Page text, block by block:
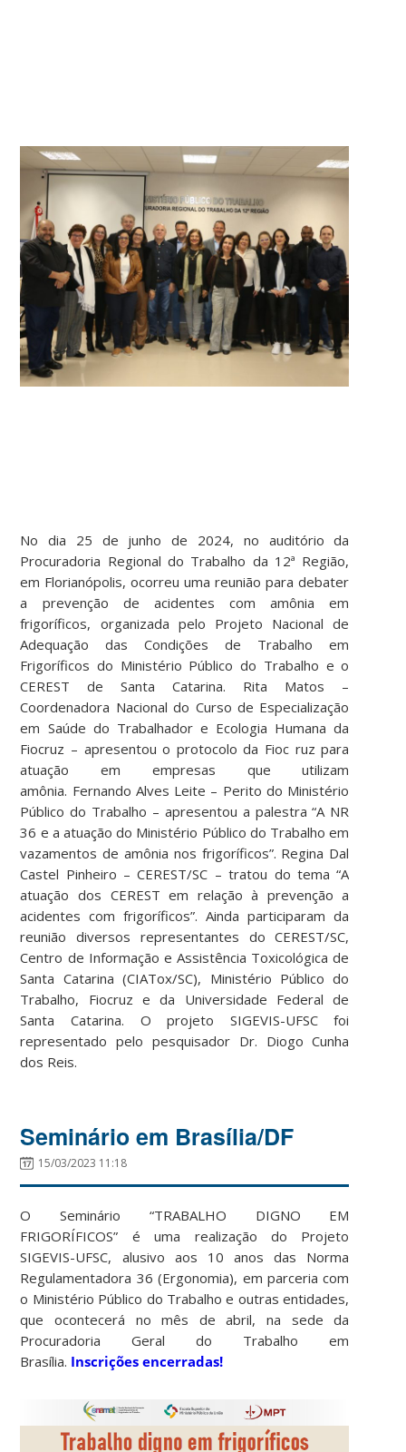
No dia 25 de junho de 2024, no auditório da
Procuradoria Regional do Trabalho da 12ª Região,
em Florianópolis, ocorreu uma reunião para debater
a prevenção de acidentes com amônia em
frigoríficos, organizada pelo Projeto Nacional de
Adequação das Condições de Trabalho em
Frigoríficos do Ministério Público do Trabalho e o
CEREST de Santa Catarina. Rita Matos –
Coordenadora Nacional do Curso de Especialização
em Saúde do Trabalhador e Ecologia Humana da
Fiocruz – apresentou o protocolo da Fioc ruz para
atuação em empresas que utilizam
amônia. Fernando Alves Leite – Perito do Ministério
Público do Trabalho – apresentou a palestra “A NR
36 e a atuação do Ministério Público do Trabalho em
vazamentos de amônia nos frigoríficos”. Regina Dal
Castel Pinheiro – CEREST/SC – tratou do tema “A
atuação dos CEREST em relação à prevenção a
acidentes com frigoríficos”. Ainda participaram da
reunião diversos representantes do CEREST/SC,
Centro de Informação e Assistência Toxicológica de
Santa Catarina (CIATox/SC), Ministério Público do
Trabalho, Fiocruz e da Universidade Federal de
Santa Catarina. O projeto SIGEVIS-UFSC foi
representado pelo pesquisador Dr. Diogo Cunha
dos Reis.
Seminário em Brasília/DF
15/03/2023 11:18
O Seminário “TRABALHO DIGNO EM
FRIGORÍFICOS” é uma realização do Projeto
SIGEVIS-UFSC, alusivo aos 10 anos das Norma
Regulamentadora 36 (Ergonomia), em parceria com
o Ministério Público do Trabalho e outras entidades,
que ocontecerá no mês de abril, na sede da
Procuradoria Geral do Trabalho em
Brasília. Inscrições encerradas!